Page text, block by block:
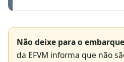
Não deixe para o
da EFVM informa que não